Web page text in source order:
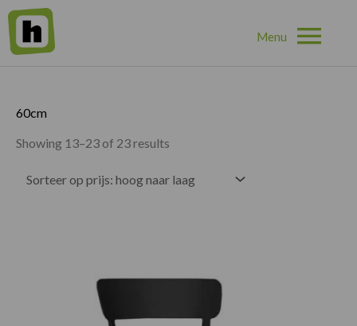
Home»
60cm
Showing 13–23 of 23 results